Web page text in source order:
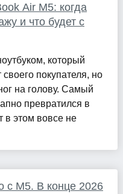
Air M5: когда
и что будет с
который
покупателя, но
на голову. Самый
превратился в
в этом вовсе не
с M5. В конце 2026